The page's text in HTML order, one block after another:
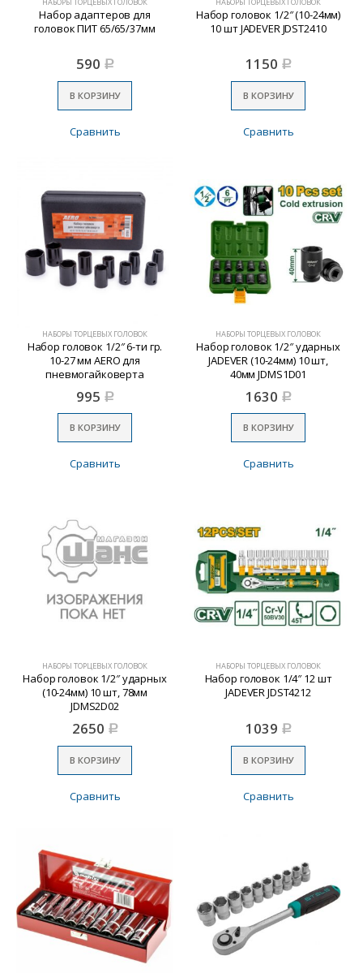
Набор адаптеров для
головок ПИТ 65/65/37мм
590 Р
В КОРЗИНУ
Сравнить
Набор головок 1/2″ (10-24мм)
10 шт JADEVER JDST2410
1150 Р
В КОРЗИНУ
Сравнить
НАБОРЫ ТОРЦЕВЫХ ГОЛОВОК
Набор головок 1/2″ 6-ти гр.
10-27 мм AERO для
пневмогайковерта
995 Р
В КОРЗИНУ
Сравнить
НАБОРЫ ТОРЦЕВЫХ ГОЛОВОК
Набор головок 1/2″ ударных
JADEVER (10-24мм) 10 шт,
40мм JDMS1D01
1630 Р
В КОРЗИНУ
Сравнить
НАБОРЫ ТОРЦЕВЫХ ГОЛОВОК
Набор головок 1/2″ ударных
(10-24мм) 10 шт, 78мм
JDMS2D02
2650 Р
В КОРЗИНУ
Сравнить
НАБОРЫ ТОРЦЕВЫХ ГОЛОВОК
Набор головок 1/4″ 12 шт
JADEVER JDST4212
1039 Р
В КОРЗИНУ
Сравнить